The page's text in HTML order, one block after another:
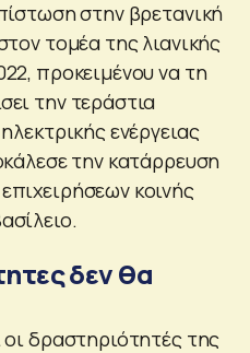
στην βρετανική
τομέα της λιανικής
προκειμένου να τη
την τεράστια
ενέργειας
την κατάρρευση
κοινής
δεν θα
δραστηριότητές της